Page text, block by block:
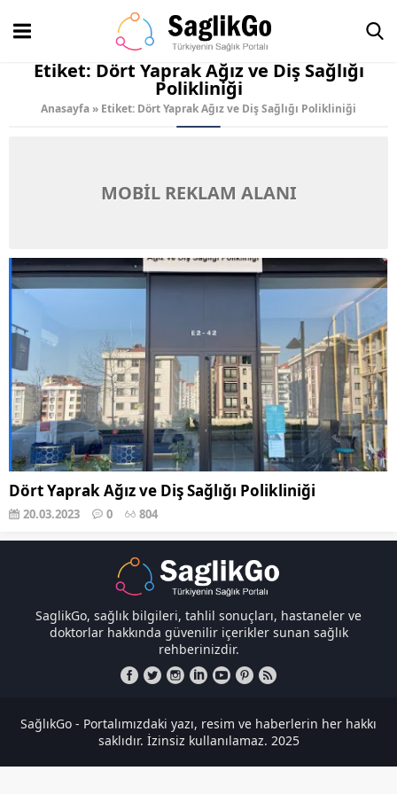
Etiket: Dört Yaprak Ağız ve Diş Sağlığı
Polikliniği
Anasayfa» Etiket: Dört Yaprak Ağız ve Diş Sağlığı Polikliniği
MOBİL REKLAM ALANI
Dört Yaprak Ağız ve Diş Sağlığı Polikliniği
20.03.2023 0 804
SaglikGo, sağlık bilgileri, tahlil sonuçları, hastaneler ve
doktorlar hakkında güvenilir içerikler sunan sağlık
rehberinizdir.
SağlıkGo - Portalımızdaki yazı, resim ve haberlerin her hakkı
saklıdır. İzinsiz kullanılamaz. 2025